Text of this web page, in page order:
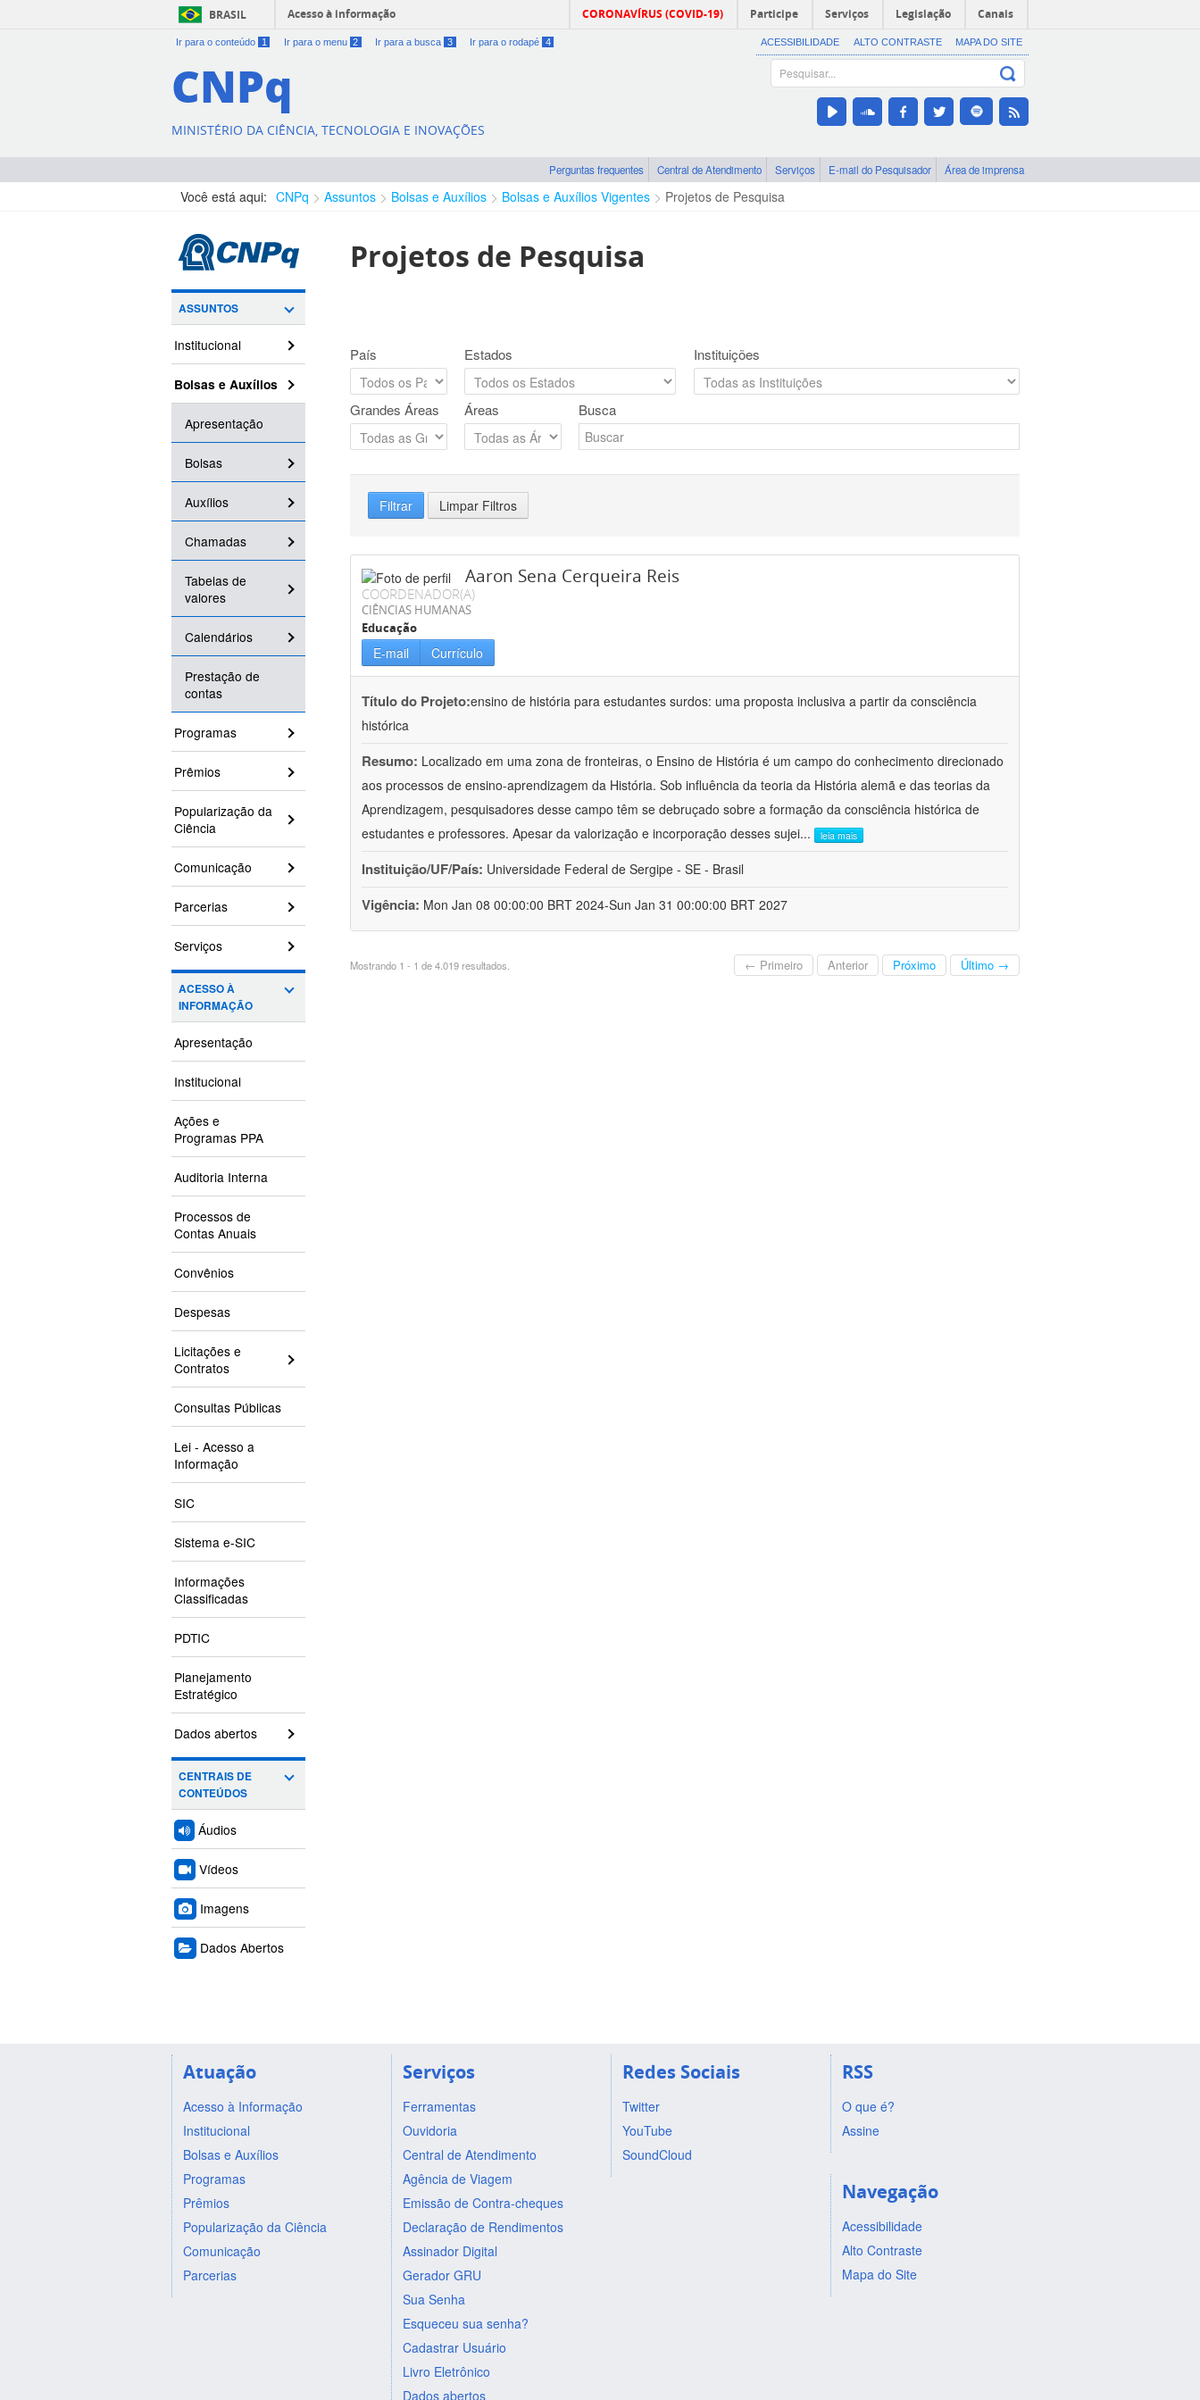
BRASIL Acesso à informação CORONAVÍRUS (COVID-19) Participe Serviços Legislação Canais
Ir para o conteúdo 1 Ir para o menu 2 Ir para a busca 3 Ir para o rodapé 4 ACESSIBILIDADE ALTO CONTRASTE MAPA DO SITE
CNPq
MINISTÉRIO DA CIÊNCIA, TECNOLOGIA E INOVAÇÕES
Perguntas frequentes Central de Atendimento Serviços E-mail do Pesquisador Área de imprensa
Você está aqui: CNPq Assuntos Bolsas e Auxílios Bolsas e Auxílios Vigentes Projetos de Pesquisa
ASSUNTOS
Institucional
Bolsas e Auxílios
Apresentação
Bolsas
Auxílios
Chamadas
Tabelas de
valores
Calendários
Prestação de
contas
Programas
Prêmios
Popularização da
Ciência
Comunicação
Parcerias
Serviços
ACESSO À
INFORMAÇÃO
Apresentação
Institucional
Ações e
Programas PPA
Auditoria Interna
Processos de
Contas Anuais
Convênios
Despesas
Licitações e
Contratos
Consultas Públicas
Lei - Acesso a
Informação
SIC
Sistema e-SIC
Informações
Classificadas
PDTIC
Planejamento
Estratégico
Dados abertos
CENTRAIS DE
CONTEÚDOS
Áudios
Vídeos
Imagens
Dados Abertos
Projetos de Pesquisa
País Estados Instituições
Grandes Áreas Áreas Busca
Filtrar Limpar Filtros
Aaron Sena Cerqueira Reis
COORDENADOR(A)
CIÊNCIAS HUMANAS
Educação
E-mail Currículo
Título do Projeto:ensino de história para estudantes surdos: uma proposta inclusiva a partir da consciência
histórica
Resumo: Localizado em uma zona de fronteiras, o Ensino de História é um campo do conhecimento direcionado
aos processos de ensino-aprendizagem da História. Sob influência da teoria da História alemã e das teorias da
Aprendizagem, pesquisadores desse campo têm se debruçado sobre a formação da consciência histórica de
estudantes e professores. Apesar da valorização e incorporação desses sujei... leia mais
Instituição/UF/País: Universidade Federal de Sergipe - SE - Brasil
Vigência: Mon Jan 08 00:00:00 BRT 2024-Sun Jan 31 00:00:00 BRT 2027
Mostrando 1 - 1 de 4.019 resultados. ← Primeiro Anterior Próximo Último →
Atuação
Acesso à Informação
Institucional
Bolsas e Auxílios
Programas
Prêmios
Popularização da Ciência
Comunicação
Parcerias
Serviços
Ferramentas
Ouvidoria
Central de Atendimento
Agência de Viagem
Emissão de Contra-cheques
Declaração de Rendimentos
Assinador Digital
Gerador GRU
Sua Senha
Esqueceu sua senha?
Cadastrar Usuário
Livro Eletrônico
Dados abertos
Redes Sociais
Twitter
YouTube
SoundCloud
RSS
O que é?
Assine
Navegação
Acessibilidade
Alto Contraste
Mapa do Site